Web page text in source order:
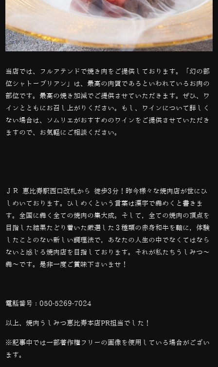
当店では、フルアテンドで焼き肉をご提供しております。「幻の部
位シャトーブリアン」は、最高の肉質であるといわれているお肉の
部位です。最高の焼き加減でご提供させていただきます。ぜひ、ワ
インとともにお召し上がりください。もし、ワインについて詳しく
ない場合は、ソムリエがおすすめのワインをご提供させていただき
ますので、お気軽にご相談ください。
ＪＲ 恵比寿駅西口改札から 徒歩3分！昨今様々な焼肉店が世にひ
しめいております。ひしめくという言葉は漢字で犇めくと書きま
す。全国に犇く全ての焼肉の集大成。そして，全ての焼肉の頂点を
目指した結果たどり着いた厳選した３種類の赤身和牛を軸に，体験
したことのない新しい調理法で，あなたの人生の中でなくてはなら
ないと感じる焼肉店を目指しております。それが私たちうしみつ～
犇～です。是非一度ご賞味下さいませ！
電話番号： 050-5269-7024
以上、焼肉うしみつ恵比寿本店PR担当でした！
※記事中では一部著作権フリーの画像を使用している場合がござい
ます。